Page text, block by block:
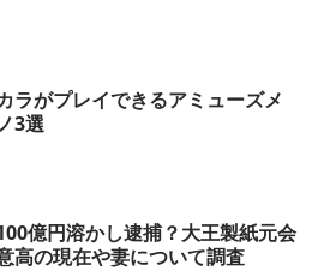
ラがプレイできるアミューズメ
3選
億円溶かし逮捕？大王製紙元会
高の現在や妻について調査